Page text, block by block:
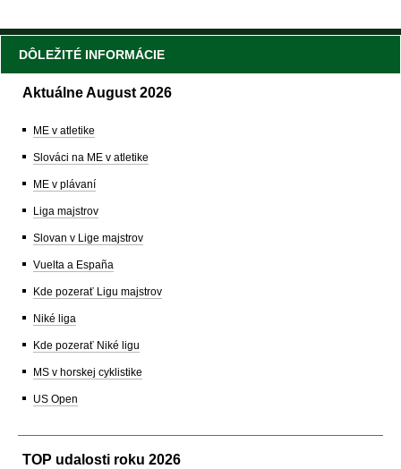
DÔLEŽITÉ INFORMÁCIE
Aktuálne August 2026
ME v atletike
Slováci na ME v atletike
ME v plávaní
Liga majstrov
Slovan v Lige majstrov
Vuelta a España
Kde pozerať Ligu majstrov
Niké liga
Kde pozerať Niké ligu
MS v horskej cyklistike
US Open
TOP udalosti roku 2026